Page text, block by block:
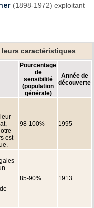
(1898-1972) exploitant
caractéristiques
Pourcentage
de
sensibilité
(population
générale)
Année de
découverte
est
98-100% 1995
85-90% 1913